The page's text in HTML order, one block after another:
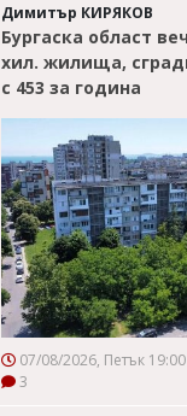
Димитър КИРЯКОВ
Бургаска област
хил. жилища,
с 453 за година
07/08/2026, Петък 19:00
3